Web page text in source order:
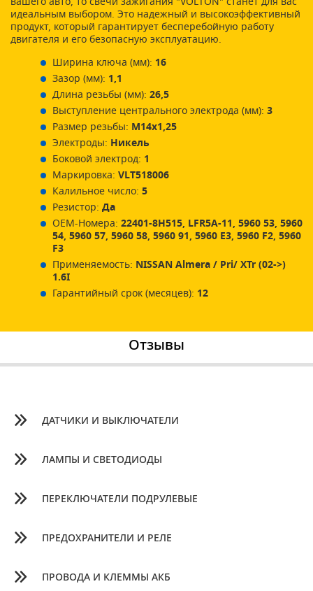
идеальным выбором. Это надежный и высокоэффективный
продукт, который гарантирует бесперебойную работу
двигателя и его безопасную эксплуатацию.
Ширина ключа (мм): 16
Зазор (мм): 1,1
Длина резьбы (мм): 26,5
Выступление центрального электрода (мм): 3
Размер резьбы: M14x1,25
Электроды: Никель
Боковой электрод: 1
Маркировка: VLT518006
Калильное число: 5
Резистор: Да
ОЕМ-Номера: 22401-8H515, LFR5A-11, 5960 53, 5960
54, 5960 57, 5960 58, 5960 91, 5960 E3, 5960 F2, 5960
F3
Применяемость: NISSAN Almera / Pri/ XTr (02->)
1.6I
Гарантийный срок (месяцев): 12
Отзывы
ДАТЧИКИ И ВЫКЛЮЧАТЕЛИ
ЛАМПЫ И СВЕТОДИОДЫ
ПЕРЕКЛЮЧАТЕЛИ ПОДРУЛЕВЫЕ
ПРЕДОХРАНИТЕЛИ И РЕЛЕ
ПРОВОДА И КЛЕММЫ АКБ